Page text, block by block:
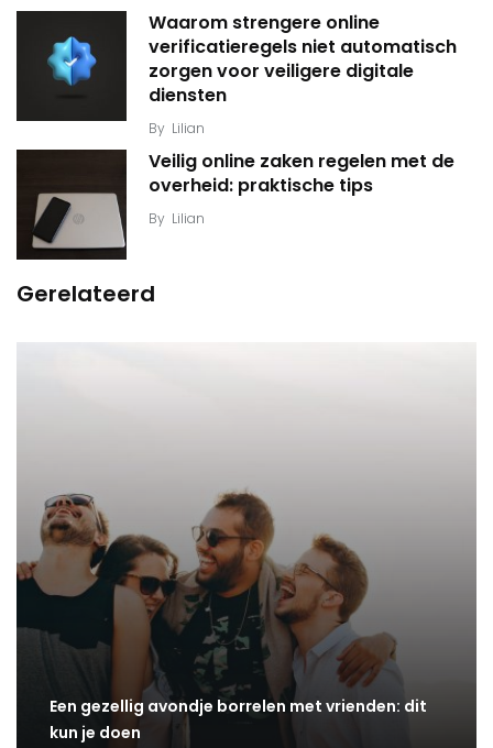
Waarom strengere online
verificatieregels niet automatisch
zorgen voor veiligere digitale
diensten
By Lilian
Veilig online zaken regelen met de
overheid: praktische tips
By Lilian
Gerelateerd
Een gezellig avondje borrelen met vrienden: dit
kun je doen